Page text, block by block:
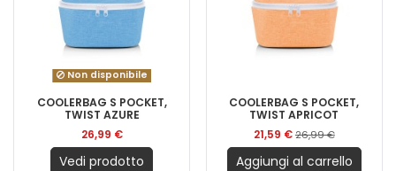
Non disponibile
COOLERBAG S POCKET,
TWIST AZURE
26,99 €
Vedi prodotto
COOLERBAG S POCKET,
TWIST APRICOT
21,59 €26,99 €
Aggiungi al carrello